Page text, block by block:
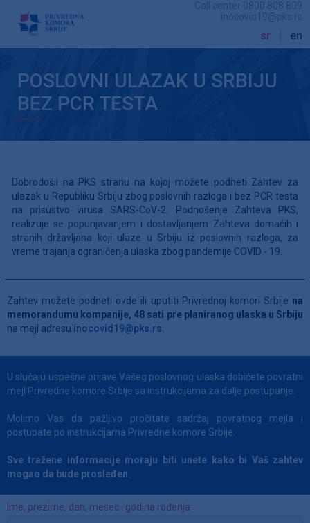
Call center
0800 808 809
inocovid19@pks.rs
sr en
POSLOVNI ULAZAK U SRBIJU
BEZ PCR TESTA
Dobrodošli na PKS stranu na kojoj možete podneti Zahtev za
ulazak u Republiku Srbiju zbog poslovnih razloga i bez PCR testa
na prisustvo virusa SARS-CoV-2. Podnošenje Zahteva PKS,
realizuje se popunjavanjem i dostavljanjem Zahteva domaćih i
stranih državljana koji ulaze u Srbiju iz poslovnih razloga, za
vreme trajanja ograničenja ulaska zbog pandemije COVID - 19.
Zahtev možete podneti ovde ili uputiti Privrednoj komori Srbije na
memorandumu kompanije, 48 sati pre planiranog ulaska u Srbiju
na mejl adresu inocovid19@pks.rs
U slučaju uspešne prijave Vašeg poslovnog ulaska dobićete povratni
mejl Privredne komore Srbije sa instrukcijama za dalje postupanje.
Molimo Vas da pažljivo pročitate sadržaj povratnog mejla i
postupate po instrukcijama Privredne komore Srbije.
Sve tražene informacije moraju biti unete kako bi Vaš zahtev
mogao da bude prosleđen.
Ime, prezime, dan, mesec i godina rođenja